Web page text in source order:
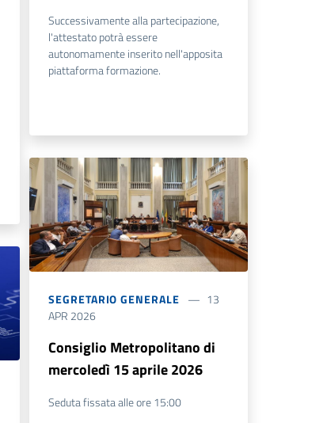
Successivamente alla partecipazione,
l'attestato potrà essere
autonomamente inserito nell'apposita
piattaforma formazione.
SEGRETARIO GENERALE
13
APR 2026
Consiglio Metropolitano di
mercoledì 15 aprile 2026
Seduta fissata alle ore 15:00